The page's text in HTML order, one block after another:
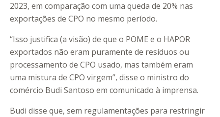
2023, em comparação com uma queda de 20% nas
exportações de CPO no mesmo período.
“Isso justifica (a visão) de que o POME e o HAPOR
exportados não eram puramente de resíduos ou
processamento de CPO usado, mas também eram
uma mistura de CPO virgem”, disse o ministro do
comércio Budi Santoso em comunicado à imprensa.
Budi disse que, sem regulamentações para restringir